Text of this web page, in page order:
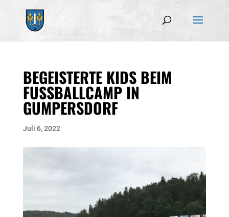
BEGEISTERTE KIDS BEIM
FUSSBALLCAMP IN G
UMPERSDORF
Juli 6, 2022